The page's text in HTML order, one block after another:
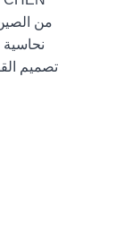
من
نحاسية